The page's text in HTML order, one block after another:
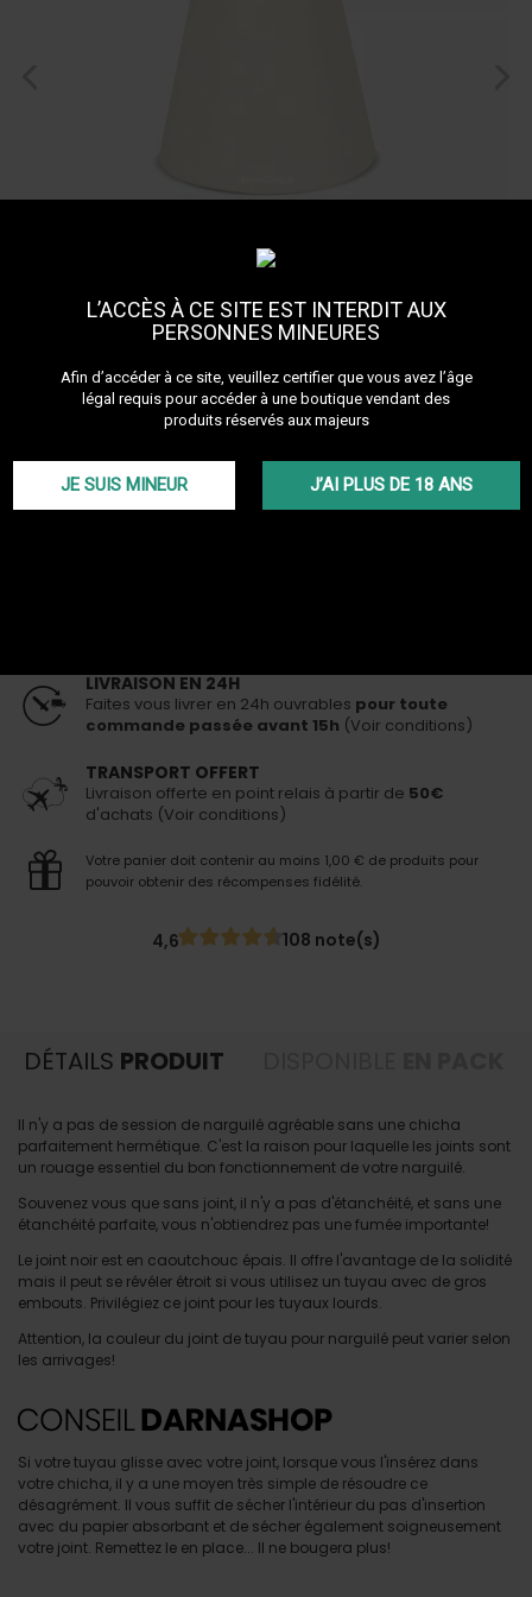
L’ACCÈS À CE SITE EST INTERDIT AUX
PERSONNES MINEURES
Afin d’accéder à ce site, veuillez certifier que vous avez l’âge
légal requis pour accéder à une boutique vendant des
produits réservés aux majeurs
JE SUIS MINEUR J’AI PLUS DE 18 ANS
Joint épais pour tuyau de
narguilé
Plus de détails
0,50 €TTC En stock
LIVRAISON EN 24H
Faites vous livrer en 24h ouvrables pour toute
commande passée avant 15h (Voir conditions)
TRANSPORT OFFERT
Livraison offerte en point relais à partir de 50€
d'achats (Voir conditions)
Votre panier doit contenir au moins 1,00 € de produits pour
pouvoir obtenir des récompenses fidélité.
4,6 108 note(s)
DÉTAILS PRODUIT
Il n'y a pas de session de narguilé agréable sans une chicha
parfaitement hermétique. C'est la raison pour laquelle les joints sont
un rouage essentiel du bon fonctionnement de votre narguilé.
Souvenez vous que sans joint, il n'y a pas d'étanchéité, et sans une
étanchéité parfaite, vous n'obtiendrez pas une fumée importante!
Le joint noir est en caoutchouc épais. Il offre l'avantage de la solidité
mais il peut se révéler étroit si vous utilisez un tuyau avec de gros
embouts. Privilégiez ce joint pour les tuyaux lourds.
Attention, la couleur du joint de tuyau pour narguilé peut varier selon
les arrivages!
Si votre tuyau glisse avec votre joint, lorsque vous l'insérez dans
votre chicha, il y a une moyen très simple de résoudre ce
désagrément. Il vous suffit de sécher l'intérieur du pas d'insertion
avec du papier absorbant et de sécher également soigneusement
votre joint. Remettez le en place... Il ne bougera plus!